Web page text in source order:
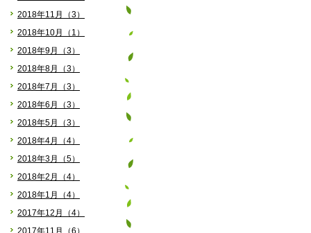
2018年11月（3）
2018年10月（1）
2018年9月（3）
2018年8月（3）
2018年7月（3）
2018年6月（3）
2018年5月（3）
2018年4月（4）
2018年3月（5）
2018年2月（4）
2018年1月（4）
2017年12月（4）
2017年11月（6）